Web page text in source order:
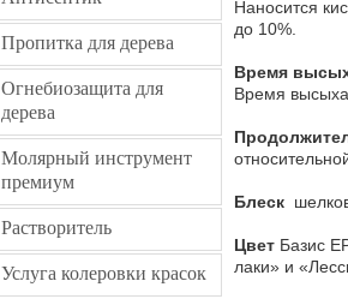
Пропитка для дерева
Огнебиозащита для
дерева
Молярный инструмент
премиум
Растворитель
Услуга колеровки красок
Наносится
до 10%.
Время
Время
Блеск
Цвет Базис
лаки» и